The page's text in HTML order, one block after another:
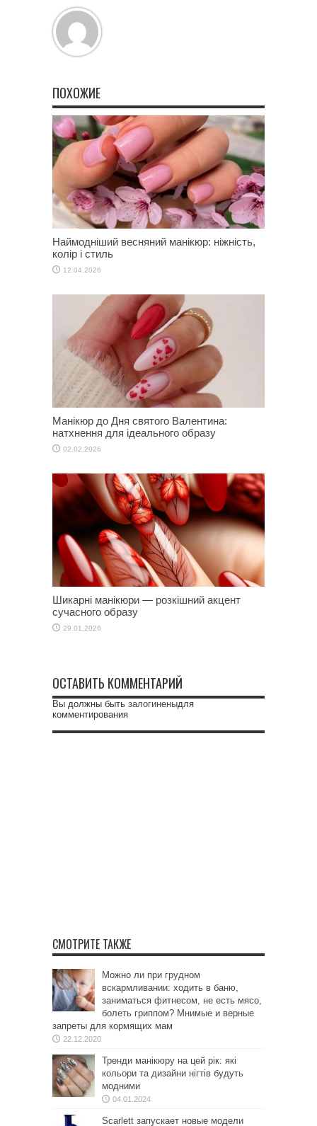
ПОХОЖИЕ
Наймодніший весняний манікюр: ніжність,
колір і стиль
12.04.2026
Манікюр до Дня святого Валентина:
натхнення для ідеального образу
02.02.2026
Шикарні манікюри — розкішний акцент
сучасного образу
29.01.2026
ОСТАВИТЬ КОММЕНТАРИЙ
Вы должны быть залогиненыдля
комментирования
СМОТРИТЕ ТАКЖЕ
Можно ли при грудном
вскармливании: ходить в баню,
заниматься фитнесом, не есть мясо,
болеть гриппом? Мнимые и верные
запреты для кормящих мам
22.12.2020
Тренди манікюру на цей рік: які
кольори та дизайни нігтів будуть
модними
04.01.2024
Scarlett запускает новые модели